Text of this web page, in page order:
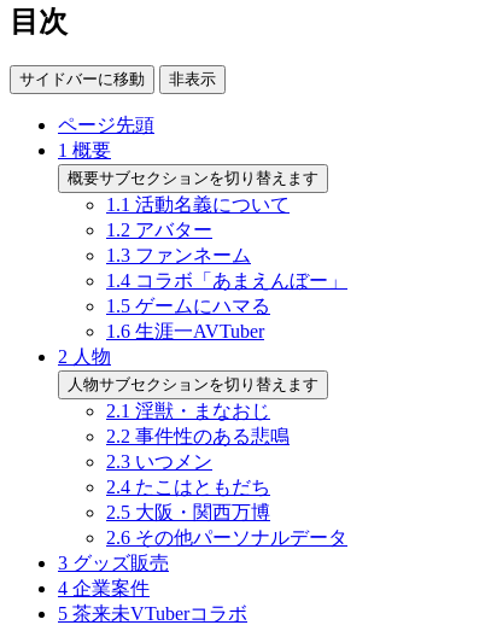
目次
サイドバーに移動 非表示
ページ先頭
1 概要
概要サブセクションを切り替えます
1.1 活動名義について
1.2 アバター
1.3 ファンネーム
1.4 コラボ「あまえんぼー」
1.5 ゲームにハマる
1.6 生涯一AVTuber
2 人物
人物サブセクションを切り替えます
2.1 淫獣・まなおじ
2.2 事件性のある悲鳴
2.3 いつメン
2.4 たこはともだち
2.5 大阪・関西万博
2.6 その他パーソナルデータ
3 グッズ販売
4 企業案件
5 茶来未VTuberコラボ